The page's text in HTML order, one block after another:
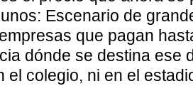
Escenario de
que pagan
dónde se destina ese
el colegio, ni en el